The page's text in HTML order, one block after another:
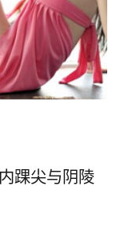
踝尖与阴陵